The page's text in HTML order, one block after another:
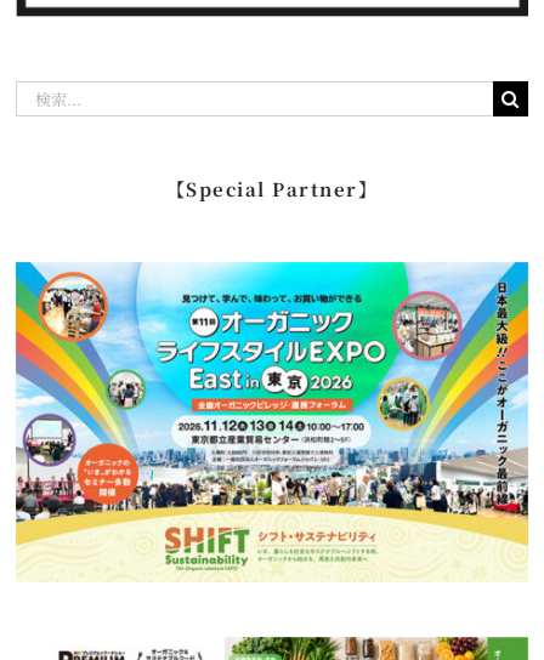
【Special Partner】